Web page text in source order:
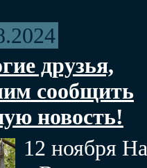
друзья,
сообщить
новость!
12 ноября